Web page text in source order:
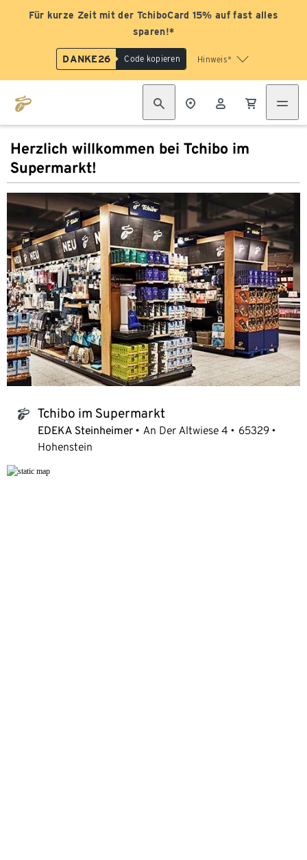
Für kurze Zeit mit der TchiboCard 15% auf fast alles
sparen!*
DANKE26 Code kopieren Hinweis*
Herzlich willkommen bei Tchibo im
Supermarkt!
tchibo_logo Tchibo im Supermarkt
EDEKA Steinheimer An Der Altwiese 4
65329
Hohenstein